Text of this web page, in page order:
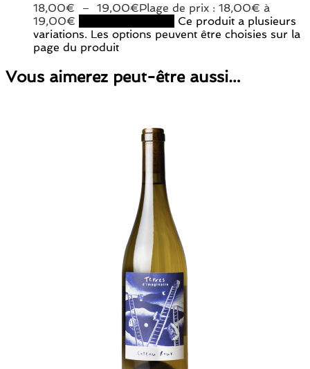
18,00€ – 19,00€Plage de prix : 18,00€ à
19,00€
Ce produit a plusieurs
variations. Les options peuvent être choisies sur la
page du produit
Vous aimerez peut-être aussi…